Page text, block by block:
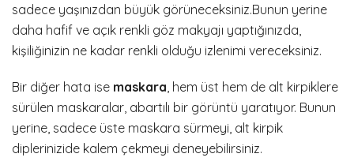
sadece yaşınızdan büyük görüneceksiniz.Bunun yerine
daha hafif ve açık renkli göz makyajı yaptığınızda,
kişiliğinizin ne kadar renkli olduğu izlenimi vereceksiniz.
Bir diğer hata ise maskara , hem üst hem de alt kirpiklere
sürülen maskaralar, abartılı bir görüntü yaratıyor. Bunun
yerine, sadece üste maskara sürmeyi, alt kirpik
diplerinizide kalem çekmeyi deneyebilirsiniz.